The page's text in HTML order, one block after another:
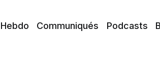
Hebdo Communiqués Podcasts